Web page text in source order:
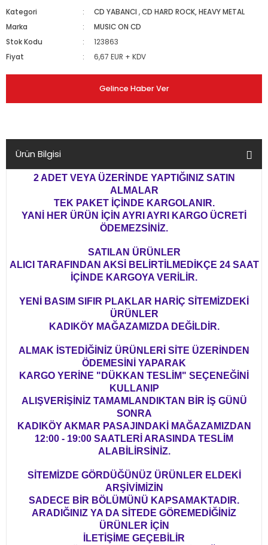
Kategori CD YABANCI ,CD HARD ROCK, HEAVY METAL
Marka
MUSIC ON CD
Stok Kodu
123863
Fiyat
6,67 EUR + KDV
Gelince Haber Ver
Ürün Bilgisi
2 ADET VEYA ÜZERİNDE YAPTIĞINIZ SATIN
ALMALAR
TEK PAKET İÇİNDE KARGOLANIR.
YANİ HER ÜRÜN İÇİN AYRI AYRI KARGO ÜCRETİ
ÖDEMEZSİNİZ.
SATILAN ÜRÜNLER
ALICI TARAFINDAN AKSİ BELİRTİLMEDİKÇE 24 SAAT
İÇİNDE KARGOYA VERİLİR.
YENİ BASIM SIFIR PLAKLAR HARİÇ SİTEMİZDEKİ
ÜRÜNLER
KADIKÖY MAĞAZAMIZDA DEĞİLDİR.
ALMAK İSTEDİĞİNİZ ÜRÜNLERİ SİTE ÜZERİNDEN
ÖDEMESİNİ YAPARAK
KARGO YERİNE "DÜKKAN TESLİM" SEÇENEĞİNİ
KULLANIP
ALIŞVERİŞİNİZ TAMAMLANDIKTAN BİR İŞ GÜNÜ
SONRA
KADIKÖY AKMAR PASAJINDAKİ MAĞAZAMIZDAN
12:00 - 19:00 SAATLERİ ARASINDA TESLİM
ALABİLİRSİNİZ.
SİTEMİZDE GÖRDÜĞÜNÜZ ÜRÜNLER ELDEKİ
ARŞİVİMİZİN
SADECE BİR BÖLÜMÜNÜ KAPSAMAKTADIR.
ARADIĞINIZ YA DA SİTEDE GÖREMEDİĞİNİZ
ÜRÜNLER İÇİN
İLETİŞİME GEÇEBİLİR